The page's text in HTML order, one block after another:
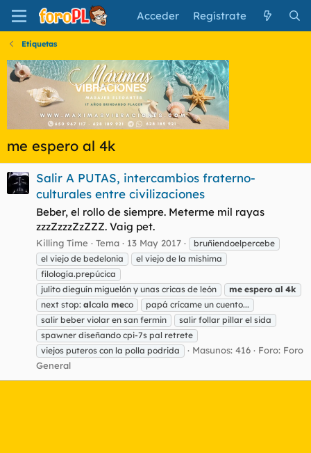
Acceder Regístrate
Etiquetas
me espero al 4k
Salir A PUTAS, intercambios fraterno-
culturales entre civilizaciones
Beber, el rollo de siempre. Meterme mil rayas
zzzZzzzZzZZZ. Vaig pet.
Killing Time Tema 13 May 2017
bruñiendoelpercebe
el viejo de bedelonia
el viejo de la mishima
filología.prepúcica
julito dieguín miguelón y unas cricas de león
me espero al 4k
next stop: alcala meco
papá crícame un cuento...
salir beber violar en san fermin
salir follar pillar el sida
spawner diseñando cpi-7s pal retrete
viejos puteros con la polla podrida
Masunos: 416 Foro: Foro
General